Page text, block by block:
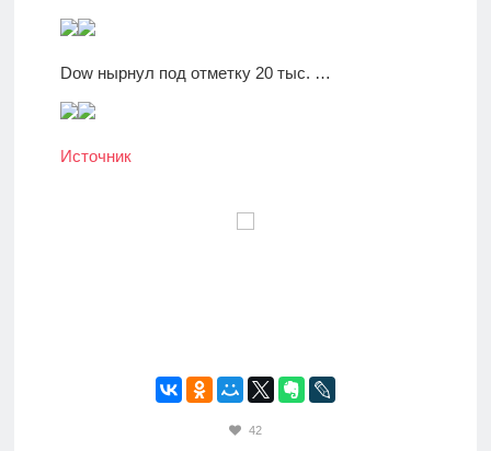
Dow нырнул под отметку 20 тыс. …
Источник
42